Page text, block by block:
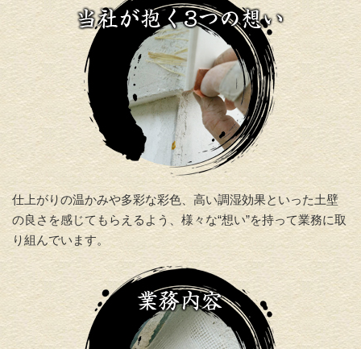
仕上がりの温かみや多彩な彩色、高い調湿効果といった土壁
の良さを感じてもらえるよう、様々な“想い”を持って業務に取
り組んでいます。